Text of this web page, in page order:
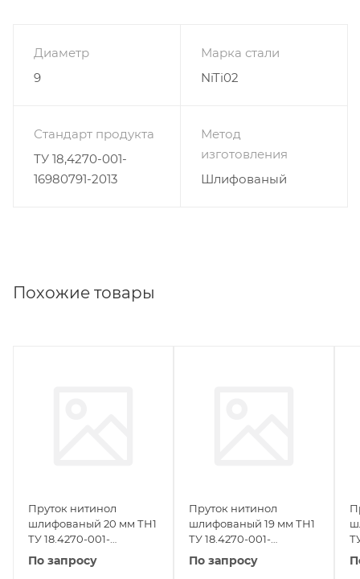
Диаметр
9
Марка стали
NiTi02
Стандарт продукта
ТУ 18,4270-001-
16980791-2013
Метод
изготовления
Шлифованый
Похожие товары
Пруток нитинол
шлифованый 20 мм ТН1
ТУ 18.4270-001-
16980791-2013
По запросу
Пруток нитинол
шлифованый 19 мм ТН1
ТУ 18.4270-001-
16980791-2013
По запросу